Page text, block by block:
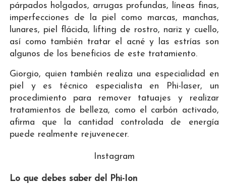
párpados holgados, arrugas profundas, líneas finas,
imperfecciones de la piel como marcas, manchas,
lunares, piel flácida, lifting de rostro, nariz y cuello,
así como también tratar el acné y las estrías son
algunos de los beneficios de este tratamiento.
Giorgio, quien también realiza una especialidad en
piel y es técnico especialista en Phi-laser, un
procedimiento para remover tatuajes y realizar
tratamientos de belleza, como el carbón activado,
afirma que la cantidad controlada de energía
puede realmente rejuvenecer.
Instagram
Lo que debes saber del Phi-Ion